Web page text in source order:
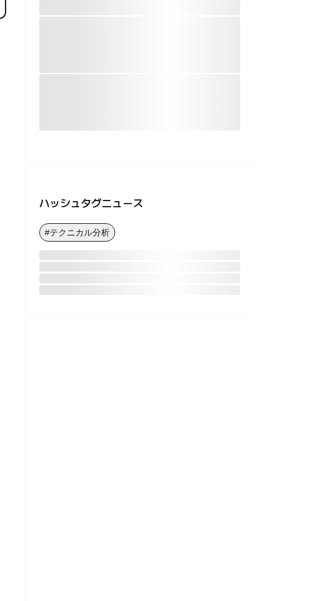
ハッシュタグニュース
#テクニカル分析